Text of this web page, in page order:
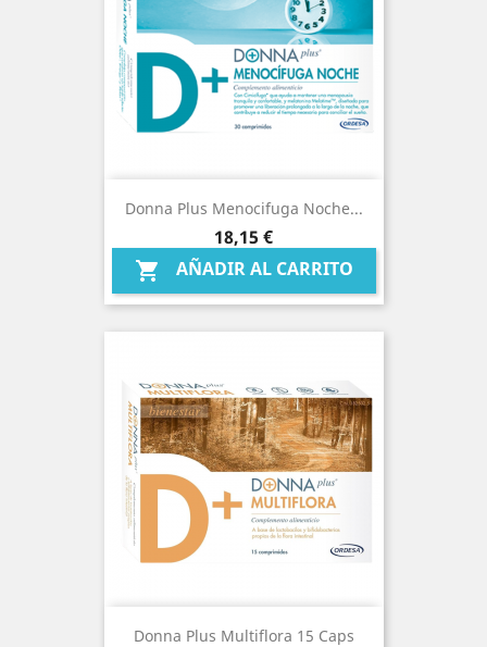
Donna Plus Menocifuga Noche...
Precio
18,15 €
 AÑADIR AL CARRITO
Donna Plus Multiflora 15 Caps